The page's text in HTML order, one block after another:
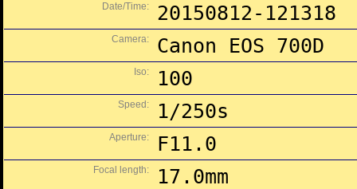
Date/Time: 20150812-121318
Camera: Canon EOS 700D
Iso: 100
Speed: 1/250s
Aperture: F11.0
Focal length: 17.0mm